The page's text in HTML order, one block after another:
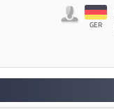
GER